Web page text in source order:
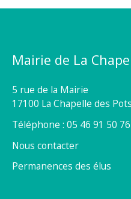
Mairie de La
5 rue de la Mairie
17100 La Chapelle des Pots
Téléphone : 05 46 91 50 76
Nous contacter
Permanences des élus